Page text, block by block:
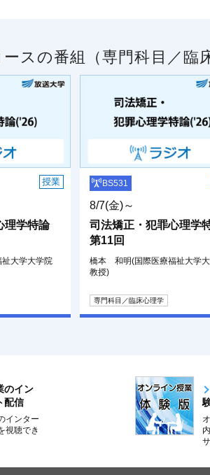
スの番組（専門科目／臨
授業
理学特論
大学大学院
BS531
8/7(金)～
司法矯正・犯罪心理学
第11回
橋本 和明(国際医療福祉大学
教授)
専門科目／臨床心理学
のイン
配信
インター
視聴でき